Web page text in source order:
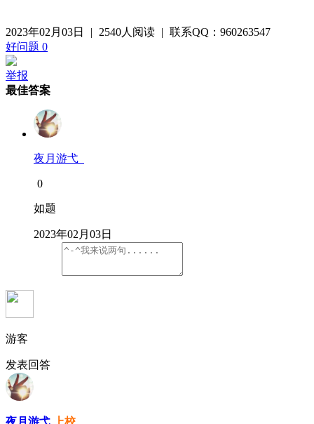
2023年02月03日 | 2540人阅读 | 联系QQ：960263547
好问题 0
举报
最佳答案
夜月游弋
0
如题
2023年02月03日
游客
发表回答
夜月游弋 上校